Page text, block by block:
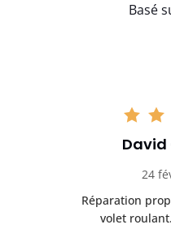
Basé
David
24
Réparation
volet